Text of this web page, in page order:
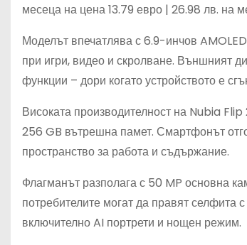
месеца на цена 13.79 евро | 26.98 лв. на
Моделът впечатлява с 6.9-инчов
при игри, видео и скролване. Външният
функции – дори когато устройството е
Високата производителност на Nubia
256 GB вътрешна памет. Смартфонът
пространство за работа и съдържание.
Флагманът разполага с 50 MP основна
потребителите могат да правят
включително AI портрети и нощен режим.